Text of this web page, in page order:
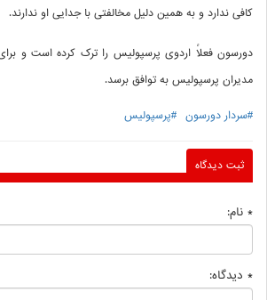
کافی ندارد و به همین دلیل مخالفتی با جدایی او ندارند.
دورسون فعلاً اردوی پرسپولیس را ترک کرده است و
مدیران پرسپولیس به توافق برسد.
#سردار دورسون #پرسپولیس
ثبت دیدگاه
* نام:
* دیدگاه: